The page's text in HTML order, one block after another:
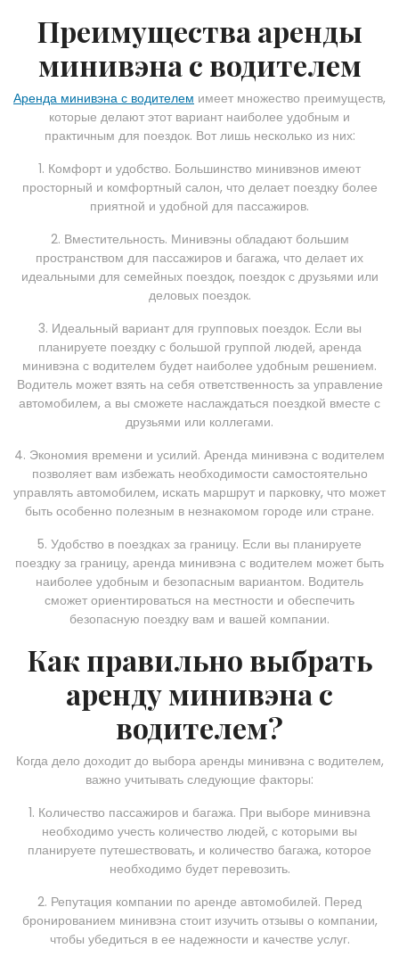
Преимущества аренды
минивэна с водителем
Аренда минивэна с водителем имеет множество преимуществ,
которые делают этот вариант наиболее удобным и
практичным для поездок. Вот лишь несколько из них:
1. Комфорт и удобство. Большинство минивэнов имеют
просторный и комфортный салон, что делает поездку более
приятной и удобной для пассажиров.
2. Вместительность. Минивэны обладают большим
пространством для пассажиров и багажа, что делает их
идеальными для семейных поездок, поездок с друзьями или
деловых поездок.
3. Идеальный вариант для групповых поездок. Если вы
планируете поездку с большой группой людей, аренда
минивэна с водителем будет наиболее удобным решением.
Водитель может взять на себя ответственность за управление
автомобилем, а вы сможете наслаждаться поездкой вместе с
друзьями или коллегами.
4. Экономия времени и усилий. Аренда минивэна с водителем
позволяет вам избежать необходимости самостоятельно
управлять автомобилем, искать маршрут и парковку, что может
быть особенно полезным в незнакомом городе или стране.
5. Удобство в поездках за границу. Если вы планируете
поездку за границу, аренда минивэна с водителем может быть
наиболее удобным и безопасным вариантом. Водитель
сможет ориентироваться на местности и обеспечить
безопасную поездку вам и вашей компании.
Как правильно выбрать
аренду минивэна с
водителем?
Когда дело доходит до выбора аренды минивэна с водителем,
важно учитывать следующие факторы:
1. Количество пассажиров и багажа. При выборе минивэна
необходимо учесть количество людей, с которыми вы
планируете путешествовать, и количество багажа, которое
необходимо будет перевозить.
2. Репутация компании по аренде автомобилей. Перед
бронированием минивэна стоит изучить отзывы о компании,
чтобы убедиться в ее надежности и качестве услуг.